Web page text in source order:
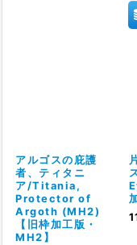
アルゴスの庇護
者、ティタニ
ア/Titania,
Protector of
Argoth (MH2)
【旧枠加工版・
MH2】